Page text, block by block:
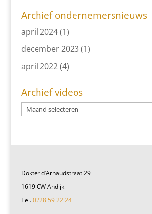
Archief ondernemersnieuws
april 2024(1)
december 2023(1)
april 2022(4)
Archief videos
Dokter d’Arnaudstraat 29
1619 CW Andijk
Tel.0228 59 22 24